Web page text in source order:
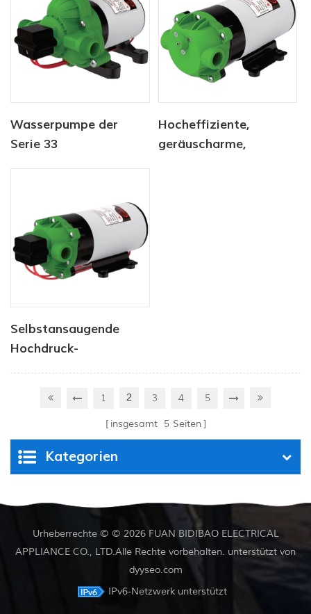
Wasserpumpe der
Serie 33
Hocheffiziente,
geräuscharme,
Selbstansaugende
Hochdruck-
1 2 3 4 5
insgesamt 5 Seiten
Kategorien
Urheberrechte © © 2026 FUAN BIDIBAO ELECTRICAL
APPLIANCE CO., LTD.Alle Rechte vorbehalten. unterstützt von
dyyseo.com
IPv6-Netzwerk unterstützt